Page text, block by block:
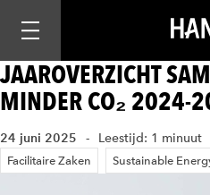
Mobiele navigatie openen
JAAROVERZICHT
MINDER CO₂ 2024-
24 juni 2025 Leestijd: 1 minuut
Facilitaire Zaken Sustainable